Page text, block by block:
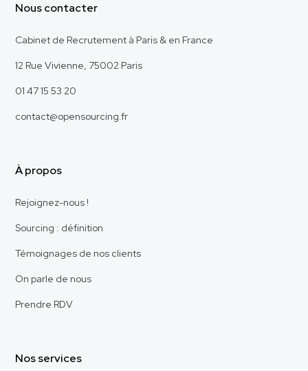
Nous contacter
Cabinet de Recrutement à Paris & en France
12 Rue Vivienne, 75002 Paris
01 47 15 53 20
contact@opensourcing.fr
À propos
Rejoignez-nous !
Sourcing : définition
Témoignages de nos clients
On parle de nous
Prendre RDV
Nos services